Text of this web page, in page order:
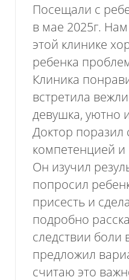
Посещали с
в мае 2025г.
этой клинике
ребенка
Клиника
встретила
девушка, уютно
Доктор поразил
компетенцией
Он изучил
попросил
присесть и
подробно
следствии боли
предложил
считаю это